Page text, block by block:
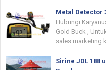
Metal Detector
Hubungi
Gold Buck ,
sales marketing
Sirine JDL 188